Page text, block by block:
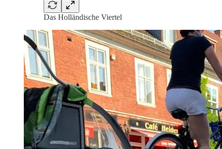
Das Holländische Viertel